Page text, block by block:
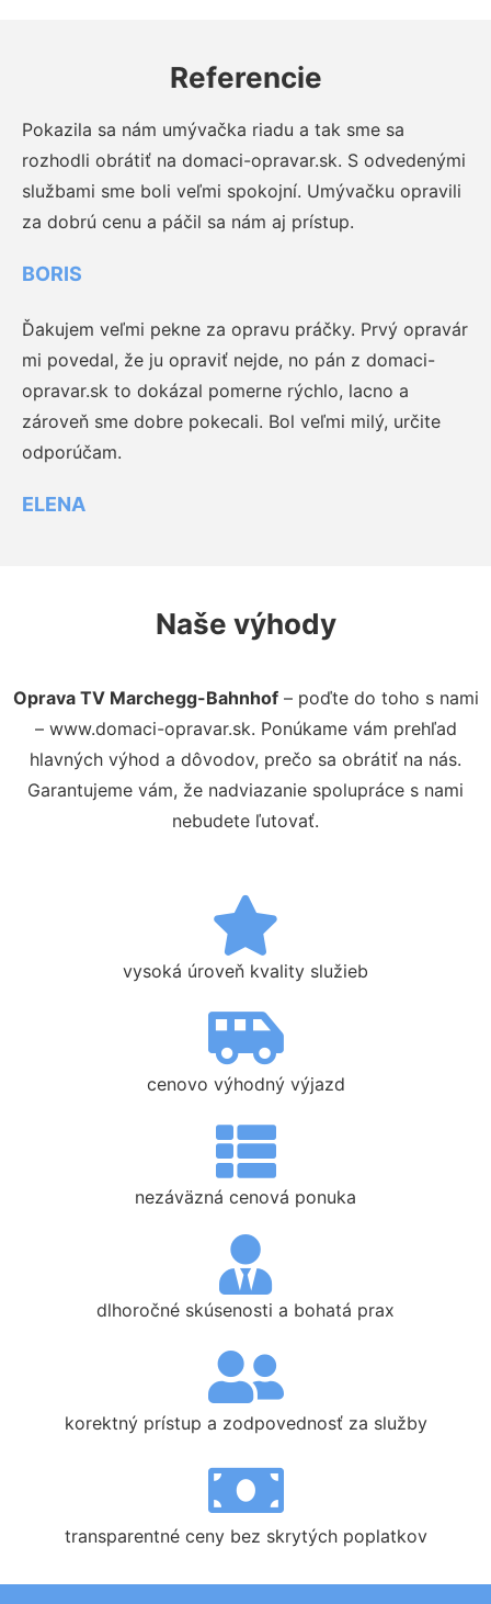
Referencie
Pokazila sa nám umývačka riadu a tak sme sa
rozhodli obrátiť na domaci-opravar.sk. S odvedenými
službami sme boli veľmi spokojní. Umývačku opravili
za dobrú cenu a páčil sa nám aj prístup.
BORIS
Ďakujem veľmi pekne za opravu práčky. Prvý opravár
mi povedal, že ju opraviť nejde, no pán z domaci-
opravar.sk to dokázal pomerne rýchlo, lacno a
zároveň sme dobre pokecali. Bol veľmi milý, určite
odporúčam.
ELENA
Naše výhody
Oprava TV Marchegg-Bahnhof– poďte do toho s nami
– www.domaci-opravar.sk. Ponúkame vám prehľad
hlavných výhod a dôvodov, prečo sa obrátiť na nás.
Garantujeme vám, že nadviazanie spolupráce s nami
nebudete ľutovať.
vysoká úroveň kvality služieb
cenovo výhodný výjazd
nezáväzná cenová ponuka
dlhoročné skúsenosti a bohatá prax
korektný prístup a zodpovednosť za služby
transparentné ceny bez skrytých poplatkov